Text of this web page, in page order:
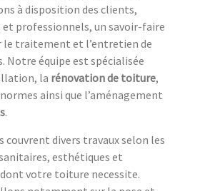
à disposition des clients,
professionnels, un savoir-faire
le traitement et l’entretien de
Notre équipe est spécialisée
la rénovation de toiture,
ainsi que l’aménagement
.
couvrent divers travaux selon les
esthétiques et
votre toiture necessite.